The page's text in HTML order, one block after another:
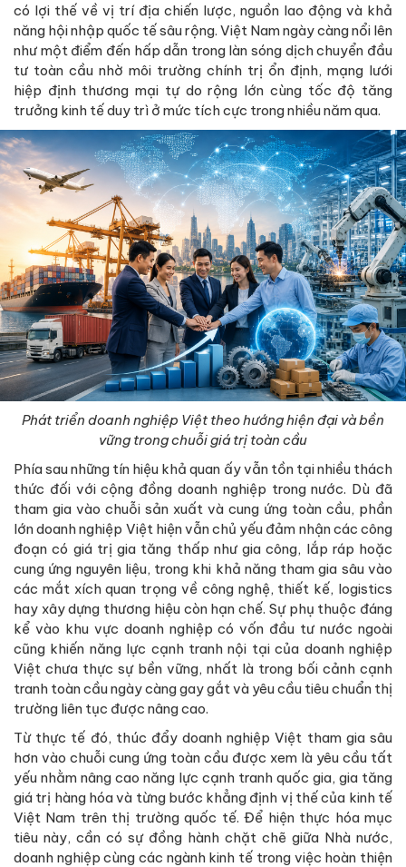
có lợi thế về vị trí địa chiến lược, nguồn lao động và khả
năng hội nhập quốc tế sâu rộng. Việt Nam ngày càng nổi lên
như một điểm đến hấp dẫn trong làn sóng dịch chuyển đầu
tư toàn cầu nhờ môi trường chính trị ổn định, mạng lưới
hiệp định thương mại tự do rộng lớn cùng tốc độ tăng
trưởng kinh tế duy trì ở mức tích cực trong nhiều năm qua.
Phát triển doanh nghiệp Việt theo hướng hiện đại và bền
vững trong chuỗi giá trị toàn cầu
Phía sau những tín hiệu khả quan ấy vẫn tồn tại nhiều thách
thức đối với cộng đồng doanh nghiệp trong nước. Dù đã
tham gia vào chuỗi sản xuất và cung ứng toàn cầu, phần
lớn doanh nghiệp Việt hiện vẫn chủ yếu đảm nhận các công
đoạn có giá trị gia tăng thấp như gia công, lắp ráp hoặc
cung ứng nguyên liệu, trong khi khả năng tham gia sâu vào
các mắt xích quan trọng về công nghệ, thiết kế, logistics
hay xây dựng thương hiệu còn hạn chế. Sự phụ thuộc đáng
kể vào khu vực doanh nghiệp có vốn đầu tư nước ngoài
cũng khiến năng lực cạnh tranh nội tại của doanh nghiệp
Việt chưa thực sự bền vững, nhất là trong bối cảnh cạnh
tranh toàn cầu ngày càng gay gắt và yêu cầu tiêu chuẩn thị
trường liên tục được nâng cao.
Từ thực tế đó, thúc đẩy doanh nghiệp Việt tham gia sâu
hơn vào chuỗi cung ứng toàn cầu được xem là yêu cầu tất
yếu nhằm nâng cao năng lực cạnh tranh quốc gia, gia tăng
giá trị hàng hóa và từng bước khẳng định vị thế của kinh tế
Việt Nam trên thị trường quốc tế. Để hiện thực hóa mục
tiêu này, cần có sự đồng hành chặt chẽ giữa Nhà nước,
doanh nghiệp cùng các ngành kinh tế trong việc hoàn thiện